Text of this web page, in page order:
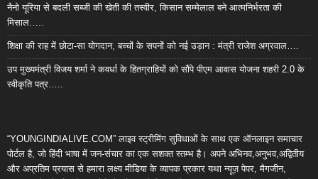
नैनो यूरिया से बदली सब्जी की खेती की तस्वीर, किसान सम्मेलाल बने आत्मनिर्भरता की
मिसाल…..
शिक्षा की राह में छोटा-सा योगदान, बच्चों के सपनों को नई उड़ान : मंत्री राजेश अग्रवाल….
उप मुख्यमंत्री विजय शर्मा ने कवर्धा के हितग्राहियों को सौंपे पीएम आवास योजना शहरी 2.0 के
स्वीकृति पत्र…..
“YOUNGINDIALIVE.COM” लाइव स्ट्रीमिंग सुविधाओं के साथ एक ऑनलाइन समाचार
पोर्टल है, जो हिंदी भाषा में जन-संचार का एक सशक्त स्तम्भ है। अपने अभिनव,अनुभव,अद्वितीय
और अप्रतिम प्रयास से हमारा लक्ष्य मीडिया के व्यापक प्रकार यथा न्यूज़ पेपर, मैगजीन,